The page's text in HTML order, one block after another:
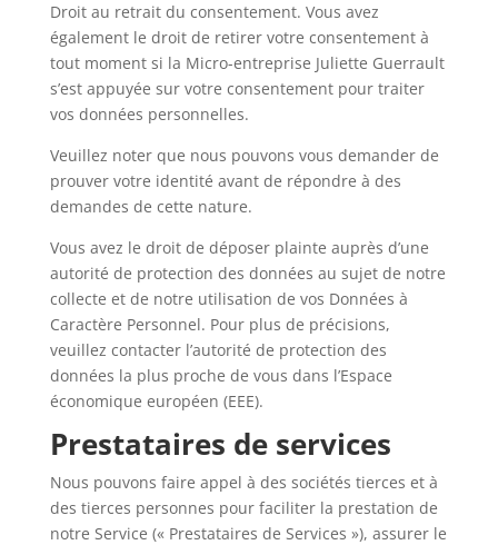
Droit au retrait du consentement. Vous avez
également le droit de retirer votre consentement à
tout moment si la Micro-entreprise Juliette Guerrault
s’est appuyée sur votre consentement pour traiter
vos données personnelles.
Veuillez noter que nous pouvons vous demander de
prouver votre identité avant de répondre à des
demandes de cette nature.
Vous avez le droit de déposer plainte auprès d’une
autorité de protection des données au sujet de notre
collecte et de notre utilisation de vos Données à
Caractère Personnel. Pour plus de précisions,
veuillez contacter l’autorité de protection des
données la plus proche de vous dans l’Espace
économique européen (EEE).
Prestataires de services
Nous pouvons faire appel à des sociétés tierces et à
des tierces personnes pour faciliter la prestation de
notre Service (« Prestataires de Services »), assurer le